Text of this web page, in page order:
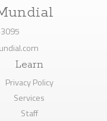
Learn
Privacy Policy
Services
Staff